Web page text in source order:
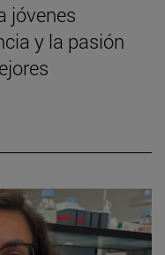
jóvenes
y la pasión